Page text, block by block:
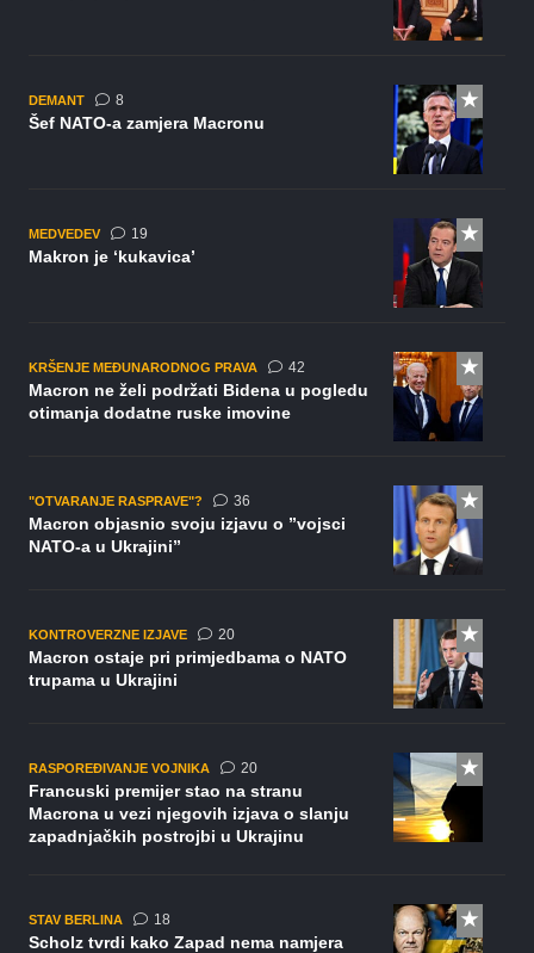
DEMANT 8komentara
Šef NATO-a zamjera Macronu
MEDVEDEV 19komentara
Makron je ‘kukavica’
KRŠENJE MEĐUNARODNOG PRAVA 42komentara
Macron ne želi podržati Bidena u pogledu
otimanja dodatne ruske imovine
"OTVARANJE RASPRAVE"? 36komentara
Macron objasnio svoju izjavu o ”vojsci
NATO-a u Ukrajini”
KONTROVERZNE IZJAVE 20komentara
Macron ostaje pri primjedbama o NATO
trupama u Ukrajini
RASPOREĐIVANJE VOJNIKA 20komentara
Francuski premijer stao na stranu
Macrona u vezi njegovih izjava o slanju
zapadnjačkih postrojbi u Ukrajinu
STAV BERLINA 18komentara
Scholz tvrdi kako Zapad nema namjera